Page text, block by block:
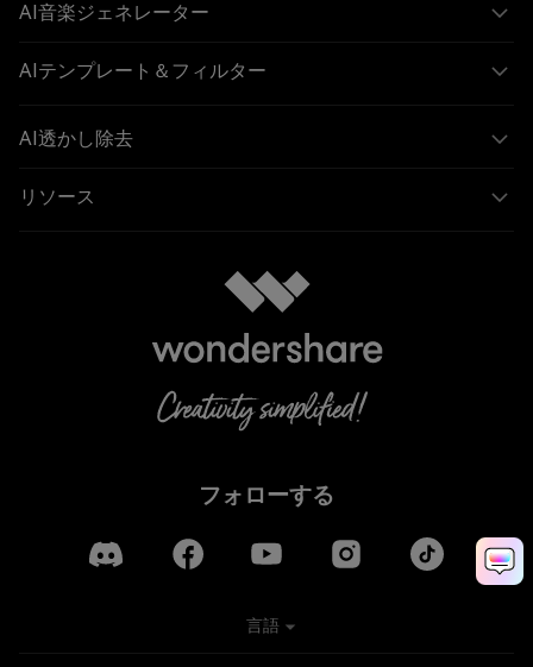
フォローする
AI音楽ジェネレーター
AIテンプレート＆フィルター
AI透かし除去
リソース
言語